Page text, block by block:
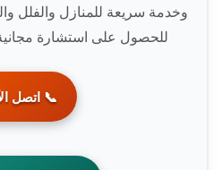
وخدمة سريعة للمنازل والفلل
للحصول على استشارة
📞 اتصل